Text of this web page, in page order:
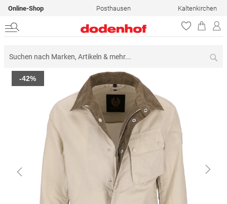
Online-Shop Posthausen Kaltenkirchen
Zum
Ende
-42%